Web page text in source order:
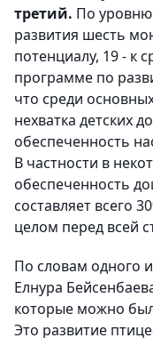
третий. По уровню
развития шесть
потенциалу, 19 - к
программе по
что среди
нехватка детских
обеспеченность
В частности в
обеспеченность
составляет всего
целом перед всей
По словам одного
Елнура
которые можно
Это развитие